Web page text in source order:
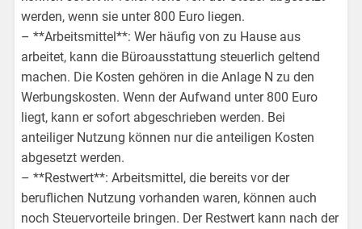
werden, wenn sie unter 800 Euro liegen.
– **Arbeitsmittel**: Wer häufig von zu Hause aus
arbeitet, kann die Büroausstattung steuerlich geltend
machen. Die Kosten gehören in die Anlage N zu den
Werbungskosten. Wenn der Aufwand unter 800 Euro
liegt, kann er sofort abgeschrieben werden. Bei
anteiliger Nutzung können nur die anteiligen Kosten
abgesetzt werden.
– **Restwert**: Arbeitsmittel, die bereits vor der
beruflichen Nutzung vorhanden waren, können auch
noch Steuervorteile bringen. Der Restwert kann nach der